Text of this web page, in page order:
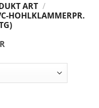
ART /
HOHLKLAMMERPR.